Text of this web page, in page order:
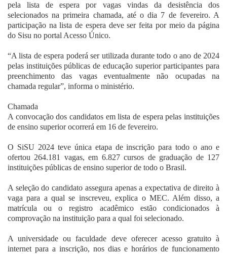
pela lista de espera por vagas vindas da desistência dos
selecionados na primeira chamada, até o dia 7 de fevereiro. A
participação na lista de espera deve ser feita por meio da página
do Sisu no portal Acesso Único.
“A lista de espera poderá ser utilizada durante todo o ano de 2024
pelas instituições públicas de educação superior participantes para
preenchimento das vagas eventualmente não ocupadas na
chamada regular”, informa o ministério.
Chamada
A convocação dos candidatos em lista de espera pelas instituições
de ensino superior ocorrerá em 16 de fevereiro.
O SiSU 2024 teve única etapa de inscrição para todo o ano e
ofertou 264.181 vagas, em 6.827 cursos de graduação de 127
instituições públicas de ensino superior de todo o Brasil.
A seleção do candidato assegura apenas a expectativa de direito à
vaga para a qual se inscreveu, explica o MEC. Além disso, a
matrícula ou o registro acadêmico estão condicionados à
comprovação na instituição para a qual foi selecionado.
A universidade ou faculdade deve oferecer acesso gratuito à
internet para a inscrição, nos dias e horários de funcionamento